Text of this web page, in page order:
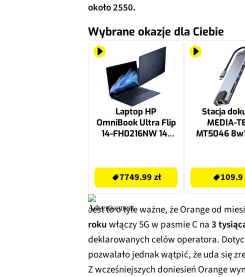
około 2550.
Wybrane okazje dla Ciebie
Laptop HP
OmniBook Ultra Flip
14-FH0216NW 14"
Windows 11 Home,
Funkcje AI
7749.99 zł
Stacja
MEDIA-
MT5046
109.9
Jest to o tyle ważne, że Orange od
rokuwłączy 5G w pasmie C na3
deklarowanych celów operatora.
pozwalało jednak wątpić, że uda się
Z wcześniejszych doniesień Orange